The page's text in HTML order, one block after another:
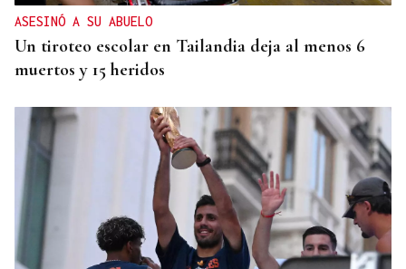
ASESINÓ A SU ABUELO
Un tiroteo escolar en Tailandia deja al menos 6
muertos y 15 heridos